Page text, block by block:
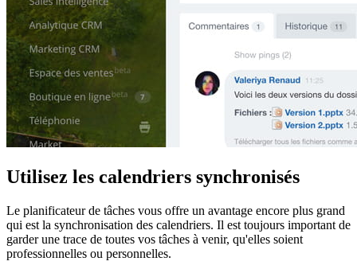
Utilisez les calendriers synchronisés
Le planificateur de tâches vous offre un avantage encore plus grand
qui est la synchronisation des calendriers. Il est toujours important de
garder une trace de toutes vos tâches à venir, qu'elles soient
professionnelles ou personnelles.